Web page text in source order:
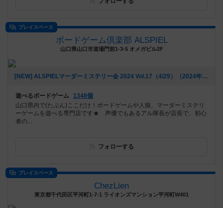
プレイスペース
ボードゲーム倶楽部 ALSPIEL
山口県山口市道場門前1-3-5 オメガビル2F
[NEW] ALSPIELマーダーミステリー会 2024 Vol.17（4/29）（2024年04月01日 19時47分）
遊べるボードゲーム
1348個
山口県内で(たぶん)ここだけ！ボードゲームや人狼、マーダーミステリ
ーゲームを遊べる専門店です★ 声優でもあるアル隊長が店長で、初心
者の...
フォローする
プレイスペース
ChezLien
東京都千代田区平河町1-7-1 ライオンズマンション平河町W401